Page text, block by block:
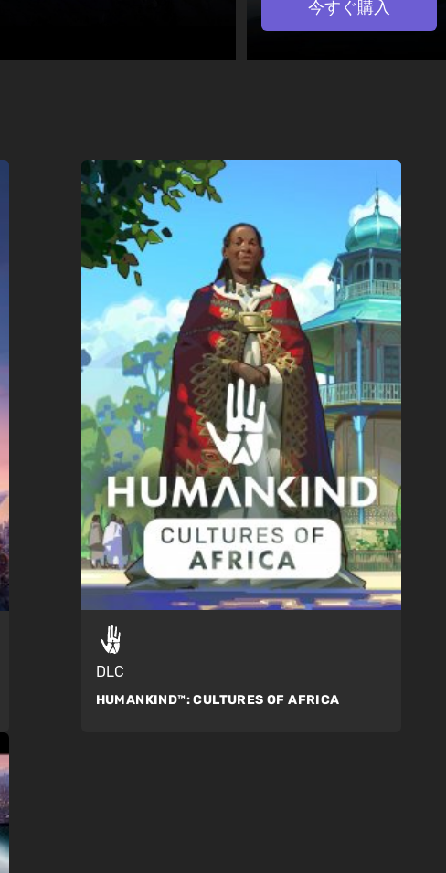
今すぐ購入
DLC
HUMANKIND™:CULTURES OF AFRICA